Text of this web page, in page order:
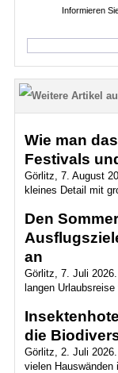
Informieren
Wie man
Festivals
Görlitz, 7. August
kleines Detail mit
Den
an
Görlitz, 7. Juli
langen
die
Görlitz, 2. Juli
vielen Hauswänden